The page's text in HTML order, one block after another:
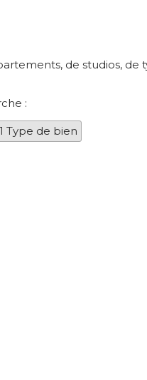
de studios, de
:
1 Type de bien